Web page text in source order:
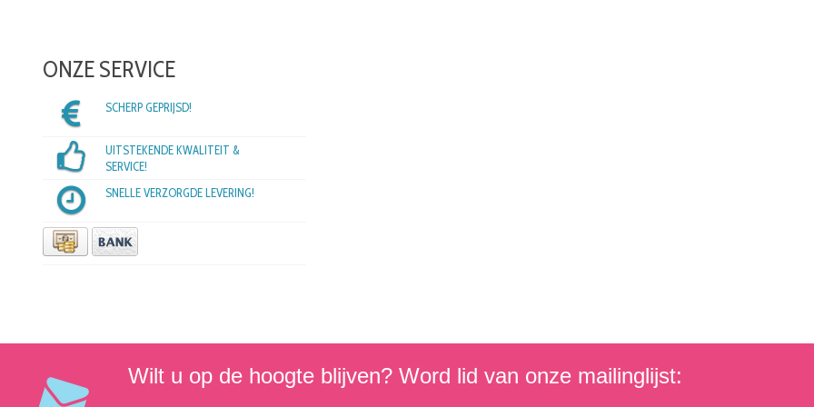
ONZE SERVICE
SCHERP GEPRIJSD!
UITSTEKENDE KWALITEIT &
SERVICE!
SNELLE VERZORGDE LEVERING!
Wilt u op de hoogte blijven? Word lid van onze mailinglijst: